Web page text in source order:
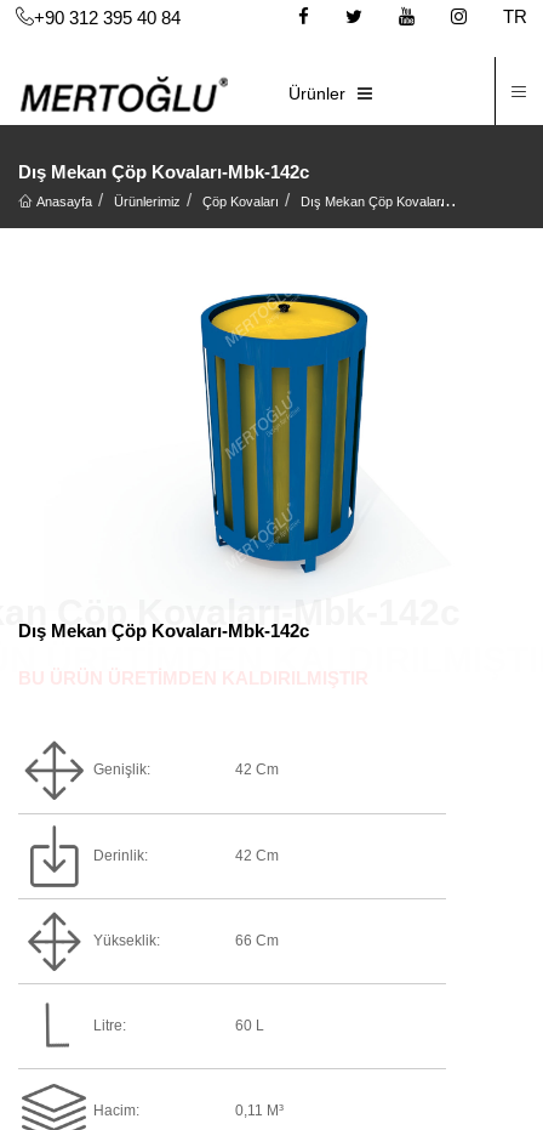
+90 312 395 40 84
TR
Ürünler
Dış Mekan Çöp Kovaları-Mbk-142c
Anasayfa Ürünlerimiz Çöp Kovaları Dış Mekan Çöp Kovaları
Dış Mekan Çöp Kovaları-Mbk-142c
Genişlik: 42 Cm
Derinlik: 42 Cm
Yükseklik: 66 Cm
Litre: 60 L
Hacim: 0,11 M³